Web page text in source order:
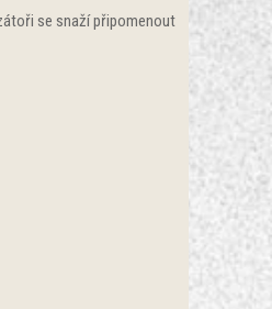
se snaží připomenout